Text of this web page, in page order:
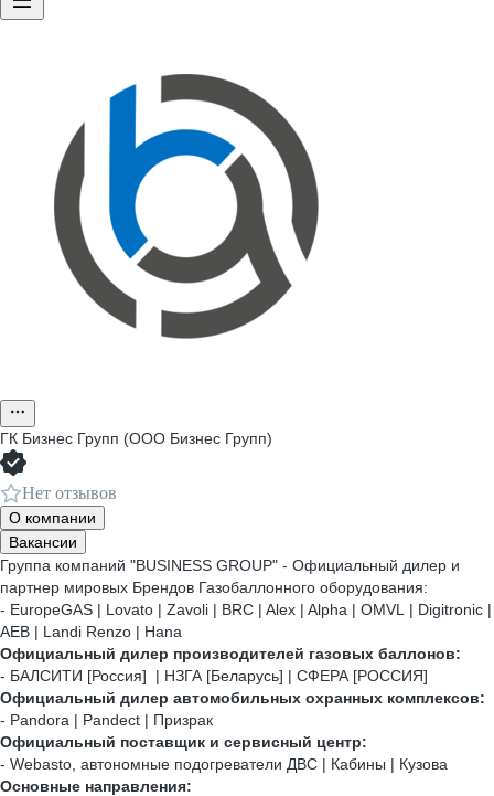
ГК Бизнес Групп (ООО Бизнес Групп)
Нет отзывов
О компании
Вакансии
Группа компаний "BUSINESS GROUP" - Официальный дилер и
партнер мировых Брендов Газобаллонного оборудования:
- EuropeGAS | Lovato | Zavoli | BRC | Alex | Alpha | OMVL | Digitronic |
AEB | Landi Renzo | Hana
Официальный дилер производителей газовых баллонов:
- БАЛСИТИ [Россия] | НЗГА [Беларусь] | СФЕРА [РОССИЯ]
Официальный дилер автомобильных охранных комплексов:
- Pandora | Pandect | Призрак
Официальный поставщик и сервисный центр:
- Webasto, автономные подогреватели ДВС | Кабины | Кузова
Основные направления: